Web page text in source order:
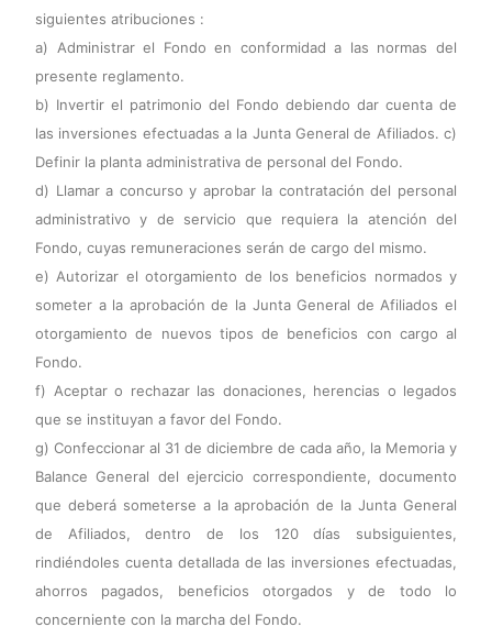
siguientes atribuciones :
a) Administrar el Fondo en conformidad a las normas del
presente reglamento.
b) Invertir el patrimonio del Fondo debiendo dar cuenta de
las inversiones efectuadas a la Junta General de Afiliados. c)
Definir la planta administrativa de personal del Fondo.
d) Llamar a concurso y aprobar la contratación del personal
administrativo y de servicio que requiera la atención del
Fondo, cuyas remuneraciones serán de cargo del mismo.
e) Autorizar el otorgamiento de los beneficios normados y
someter a la aprobación de la Junta General de Afiliados el
otorgamiento de nuevos tipos de beneficios con cargo al
Fondo.
f) Aceptar o rechazar las donaciones, herencias o legados
que se instituyan a favor del Fondo.
g) Confeccionar al 31 de diciembre de cada año, la Memoria y
Balance General del ejercicio correspondiente, documento
que deberá someterse a la aprobación de la Junta General
de Afiliados, dentro de los 120 días subsiguientes,
rindiéndoles cuenta detallada de las inversiones efectuadas,
ahorros pagados, beneficios otorgados y de todo lo
concerniente con la marcha del Fondo.